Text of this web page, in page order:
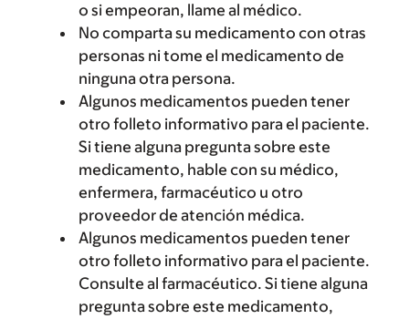
o si empeoran, llame al médico.
No comparta su medicamento con otras
personas ni tome el medicamento de
ninguna otra persona.
Algunos medicamentos pueden tener
otro folleto informativo para el paciente.
Si tiene alguna pregunta sobre este
medicamento, hable con su médico,
enfermera, farmacéutico u otro
proveedor de atención médica.
Algunos medicamentos pueden tener
otro folleto informativo para el paciente.
Consulte al farmacéutico. Si tiene alguna
pregunta sobre este medicamento,